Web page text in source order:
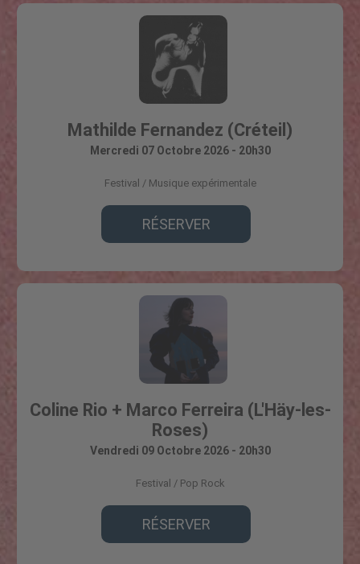
Mathilde Fernandez (Créteil)
Mercredi 07 Octobre 2026 - 20h30
Festival Musique expérimentale
RÉSERVER
Coline Rio + Marco Ferreira (L'Häy-les-
Roses)
Vendredi 09 Octobre 2026 - 20h30
Festival Pop Rock
RÉSERVER